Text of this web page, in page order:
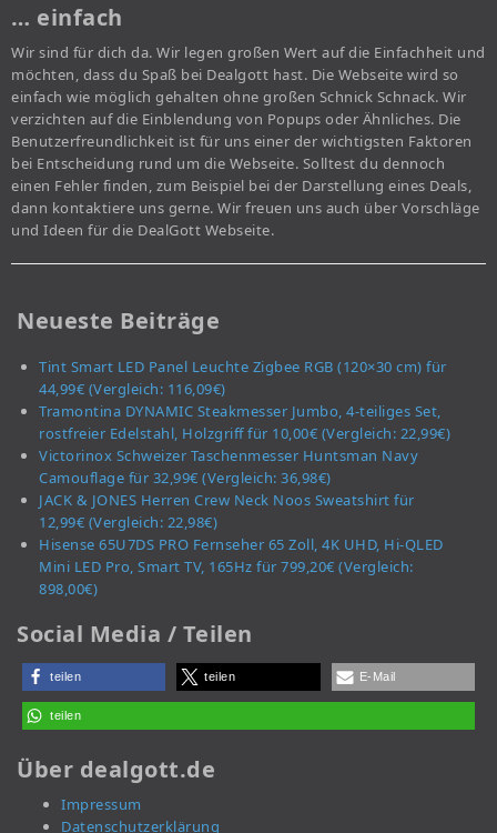
… einfach
Wir sind für dich da. Wir legen großen Wert auf die Einfachheit und
möchten, dass du Spaß bei Dealgott hast. Die Webseite wird so
einfach wie möglich gehalten ohne großen Schnick Schnack. Wir
verzichten auf die Einblendung von Popups oder Ähnliches. Die
Benutzerfreundlichkeit ist für uns einer der wichtigsten Faktoren
bei Entscheidung rund um die Webseite. Solltest du dennoch
einen Fehler finden, zum Beispiel bei der Darstellung eines Deals,
dann kontaktiere uns gerne. Wir freuen uns auch über Vorschläge
und Ideen für die DealGott Webseite.
Neueste Beiträge
Tint Smart LED Panel Leuchte Zigbee RGB (120×30 cm) für
44,99€ (Vergleich: 116,09€)
Tramontina DYNAMIC Steakmesser Jumbo, 4-teiliges Set,
rostfreier Edelstahl, Holzgriff für 10,00€ (Vergleich: 22,99€)
Victorinox Schweizer Taschenmesser Huntsman Navy
Camouflage für 32,99€ (Vergleich: 36,98€)
JACK & JONES Herren Crew Neck Noos Sweatshirt für
12,99€ (Vergleich: 22,98€)
Hisense 65U7DS PRO Fernseher 65 Zoll, 4K UHD, Hi-QLED
Mini LED Pro, Smart TV, 165Hz für 799,20€ (Vergleich:
898,00€)
Social Media / Teilen
teilen teilen E-Mail
teilen
Über dealgott.de
Impressum
Datenschutzerklärung